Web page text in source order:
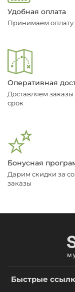
Удобная оплата
Принимаем оплату
Оперативная
Доставляем
срок
Бонусная
Дарим скидки за
заказы
Быстрые